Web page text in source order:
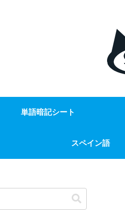
単語暗記シート
スペイン語